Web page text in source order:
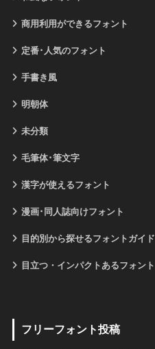
商用利用ができるフォント
定番･人気のフォント
手書き風
明朝体
未分類
毛筆体･筆文字
漢字が使えるフォント
漫画･同人誌向けフォント
目的別から探せるフォントガイド
目立つ・インパクトあるフォント
フリーフォント投稿